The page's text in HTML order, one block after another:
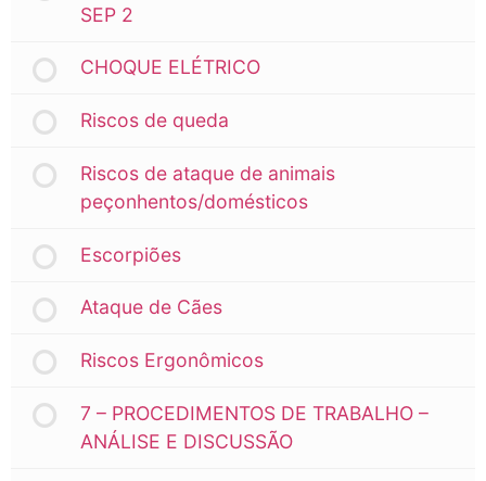
SEP 2
CHOQUE ELÉTRICO
Riscos de queda
Riscos de ataque de animais
peçonhentos/domésticos
Escorpiões
Ataque de Cães
Riscos Ergonômicos
7 – PROCEDIMENTOS DE TRABALHO –
ANÁLISE E DISCUSSÃO